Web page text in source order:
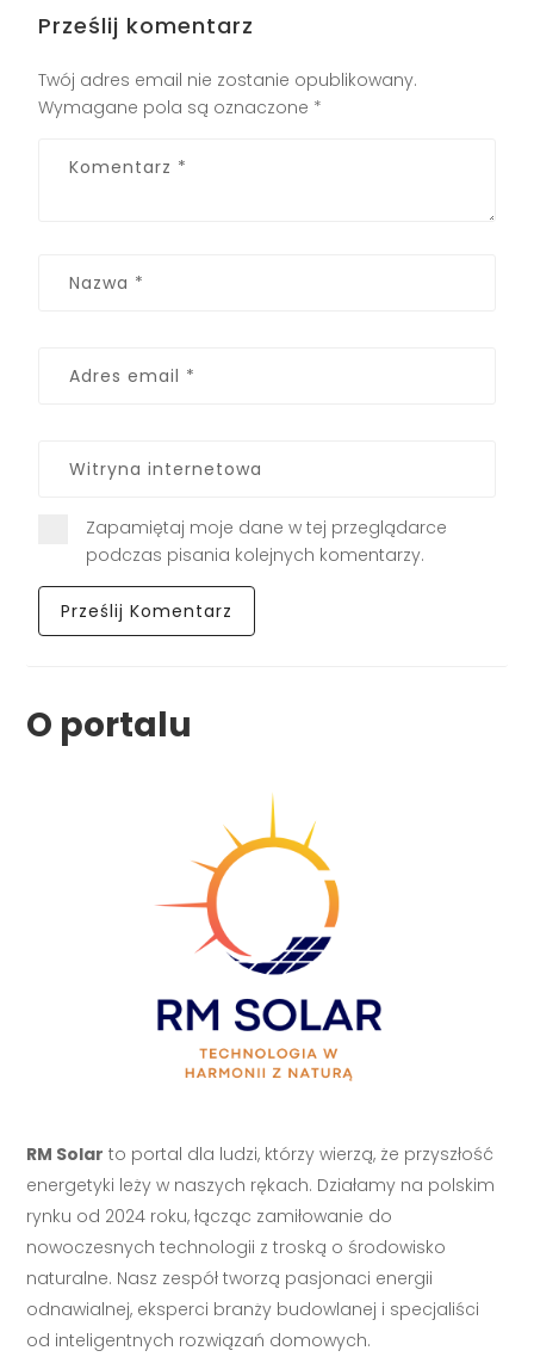
Prześlij komentarz
Twój adres email nie zostanie opublikowany.
Wymagane pola są oznaczone *
Zapamiętaj moje dane w tej przeglądarce
podczas pisania kolejnych komentarzy.
O portalu
RM Solar to portal dla ludzi, którzy wierzą, że przyszłość
energetyki leży w naszych rękach. Działamy na polskim
rynku od 2024 roku, łącząc zamiłowanie do
nowoczesnych technologii z troską o środowisko
naturalne. Nasz zespół tworzą pasjonaci energii
odnawialnej, eksperci branży budowlanej i specjaliści
od inteligentnych rozwiązań domowych.